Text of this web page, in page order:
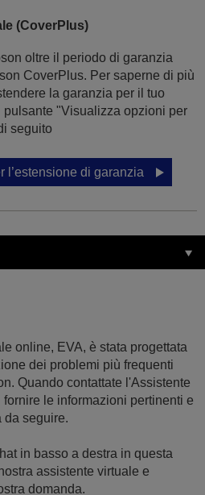
(CoverPlus)
oltre il periodo di garanzia
CoverPlus. Per saperne di più
la garanzia per il tuo
pulsante "Visualizza opzioni per
seguito
l’estensione di garanzia
online, EVA, è stata progettata
dei problemi più frequenti
Quando contattate l'Assistente
le informazioni pertinenti e
da seguire.
in basso a destra in questa
assistente virtuale e
domanda.